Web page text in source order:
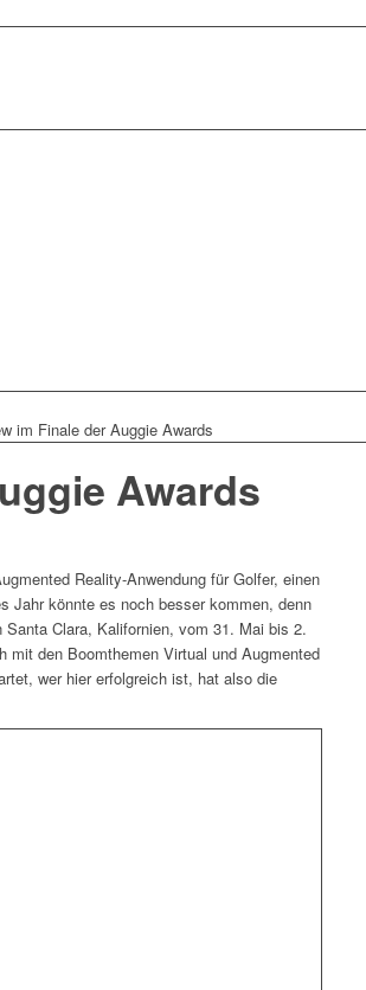
im Finale der Auggie Awards
Awards
Reality-Anwendung für Golfer, einen
Jahr könnte es noch besser kommen, denn
Santa Clara, Kalifornien, vom 31. Mai bis 2.
den Boomthemen Virtual und Augmented
wer hier erfolgreich ist, hat also die